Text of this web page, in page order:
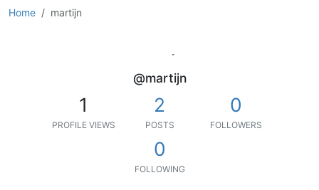
Home martijn
@martijn
1
PROFILE VIEWS
2
POSTS
0
FOLLOWERS
0
FOLLOWING